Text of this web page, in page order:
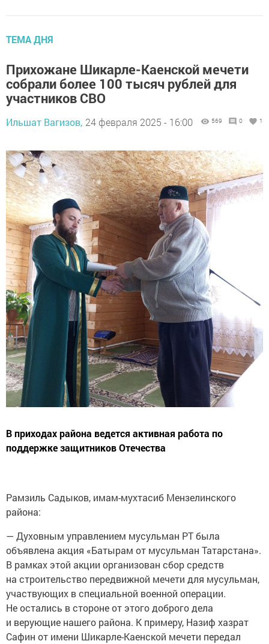
ТЕМА ДНЯ
Прихожане Шикарле-Каенской мечети
собрали более 100 тысяч рублей для
участников СВО
Ильшат Вагизов, 24 февраля 2025 - 16:00 569 0 1
В приходах района ведется активная работа по
поддержке защитников Отечества
Рамзиль Садыков, имам-мухтасиб Мензелинского
района:
— Духовным управлением мусульман РТ была
объявлена акция «Батырам от мусульман Татарстана».
В рамках этой акции организован сбор средств
на строительство передвижной мечети для мусульман,
участвующих в специальной военной операции.
Не остались в стороне от этого доброго дела
и верующие нашего района. К примеру, Назиф хазрат
Сафин от имени Шикарле-Каенской мечети передал